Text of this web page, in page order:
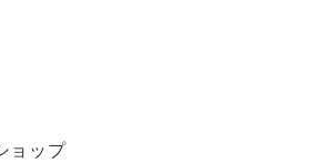
ョップ